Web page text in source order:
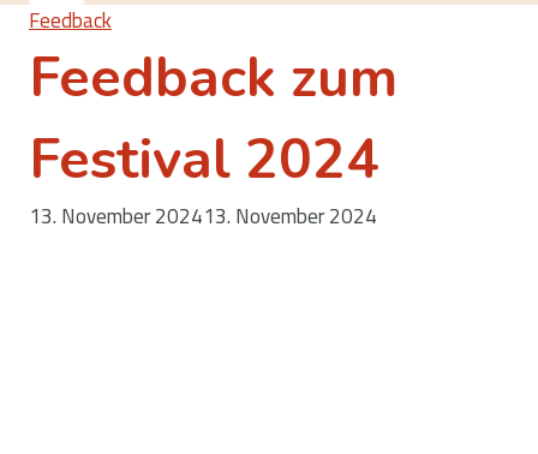
Feedback
Feedback zum
Festival 2024
13. November 202413. November 2024